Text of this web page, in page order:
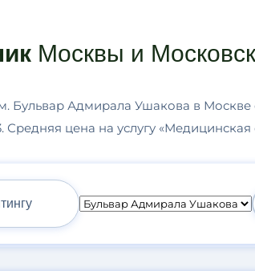
Москвы и
Бульвар Адмирала Ушакова в
Средняя цена на услугу